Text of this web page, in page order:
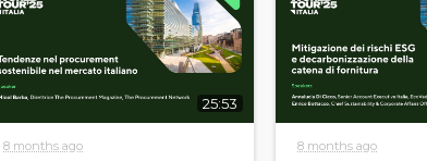
ACCETTO DI RICEVERE
PIÙ INFORMAZIONI DA
ECOVADIS
25:53
8 months ago 8 months ago